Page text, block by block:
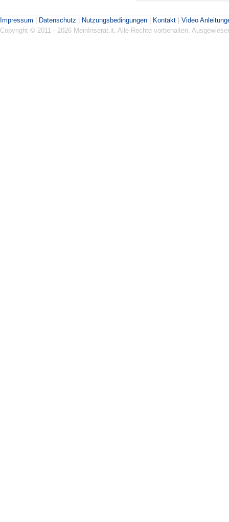
Impressum | Datenschutz | Nutzungsbedingungen | Kontakt | Video
Copyright © 2011 - 2026 MeinInserat.it. Alle Rechte vorbehalten.